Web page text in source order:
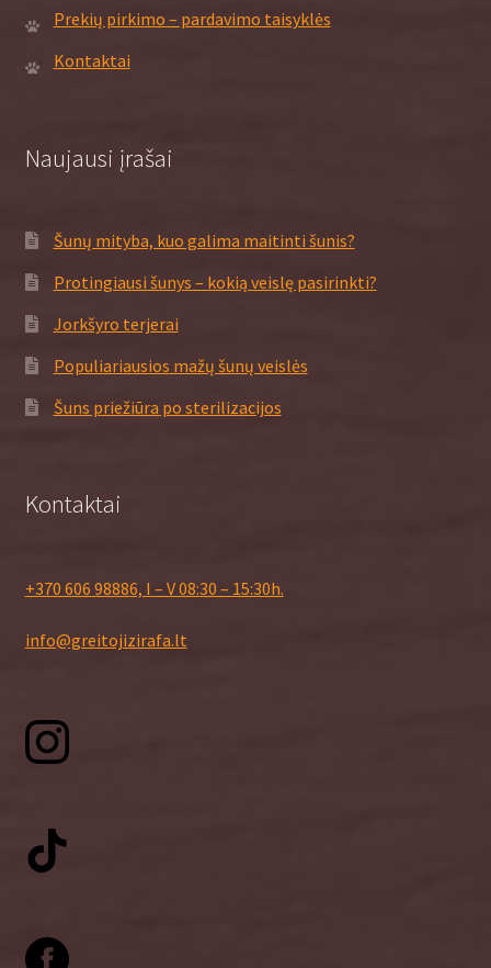
Prekių pirkimo – pardavimo taisyklės
Kontaktai
Naujausi įrašai
Šunų mityba, kuo galima maitinti šunis?
Protingiausi šunys – kokią veislę pasirinkti?
Jorkšyro terjerai
Populiariausios mažų šunų veislės
Šuns priežiūra po sterilizacijos
Kontaktai
+370 606 98886, I – V 08:30 – 15:30h.
info@greitojizirafa.lt